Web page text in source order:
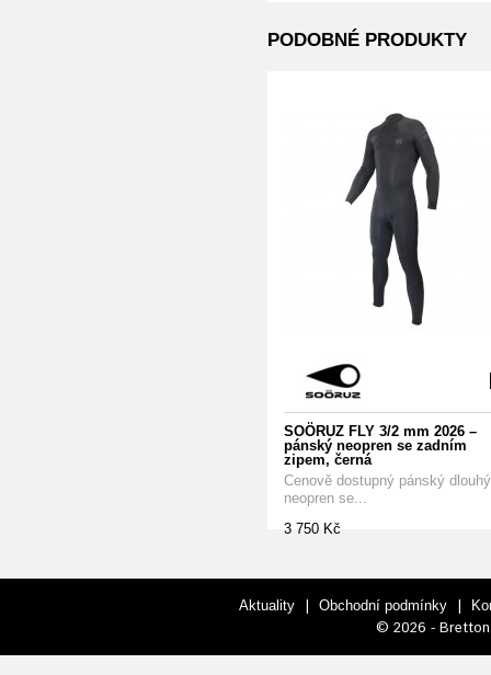
PODOBNÉ PRODUKTY
SOÖRUZ FLY 3/2 mm 2026 –
pánský neopren se zadním
zipem, černá
Cenově dostupný pánský dlouhý
neopren se...
3 750 Kč
Aktuality | Obchodní podmínky |
© 2026 - Bretton